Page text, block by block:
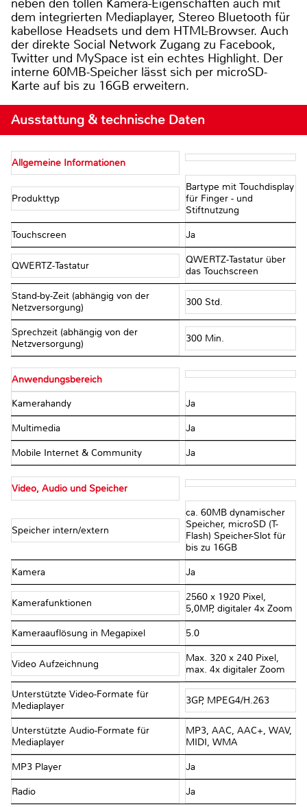
neben den tollen Kamera-Eigenschaften auch mit
dem integrierten Mediaplayer, Stereo Bluetooth für
kabellose Headsets und dem HTML-Browser. Auch
der direkte Social Network Zugang zu Facebook,
Twitter und MySpace ist ein echtes Highlight. Der
interne 60MB-Speicher lässt sich per microSD-
Karte auf bis zu 16GB erweitern.
Ausstattung & technische Daten
Allgemeine Informationen
Produkttyp
Bartype mit Touchdisplay
für Finger - und
Stiftnutzung
Touchscreen Ja
QWERTZ-Tastatur
QWERTZ-Tastatur über
das Touchscreen
Stand-by-Zeit (abhängig von der
Netzversorgung)
300 Std.
Sprechzeit (abhängig von der
Netzversorgung)
300 Min.
Anwendungsbereich
Kamerahandy Ja
Multimedia Ja
Mobile Internet & Community Ja
Video, Audio und Speicher
Speicher intern/extern
ca. 60MB dynamischer
Speicher, microSD (T-
Flash) Speicher-Slot für
bis zu 16GB
Kamera Ja
Kamerafunktionen
2560 x 1920 Pixel,
5,0MP, digitaler 4x Zoom
Kameraauflösung in Megapixel 5.0
Video Aufzeichnung
Max. 320 x 240 Pixel,
max. 4x digitaler Zoom
Unterstützte Video-Formate für
Mediaplayer
3GP, MPEG4/H.263
Unterstützte Audio-Formate für
Mediaplayer
MP3, AAC, AAC+, WAV,
MIDI, WMA
MP3 Player Ja
Radio Ja